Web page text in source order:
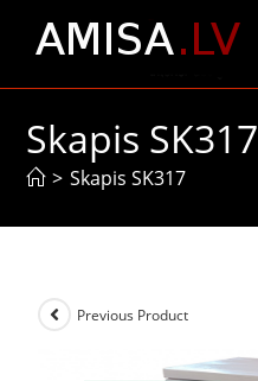
Skapis SK317
> Skapis SK317
Previous Product